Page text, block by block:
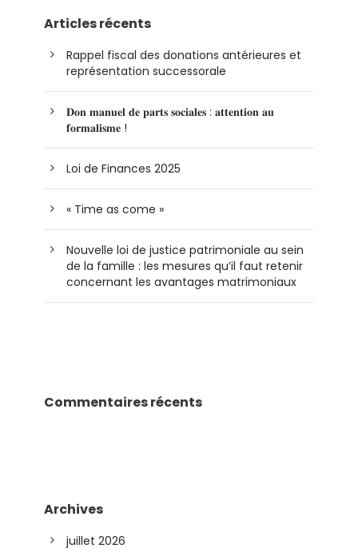
Articles récents
Rappel fiscal des donations antérieures et
représentation successorale
𝐃𝐨𝐧 𝐦𝐚𝐧𝐮𝐞𝐥 𝐝𝐞 𝐩𝐚𝐫𝐭𝐬 𝐬𝐨𝐜𝐢𝐚𝐥𝐞𝐬 : 𝐚𝐭𝐭𝐞𝐧𝐭𝐢𝐨𝐧 𝐚𝐮
𝐟𝐨𝐫𝐦𝐚𝐥𝐢𝐬𝐦𝐞 !
Loi de Finances 2025
« Time as come »
Nouvelle loi de justice patrimoniale au sein
de la famille : les mesures qu’il faut retenir
concernant les avantages matrimoniaux
Commentaires récents
Archives
juillet 2026